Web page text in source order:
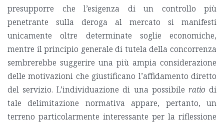
presupporre che l’esigenza di un controllo più
penetrante sulla deroga al mercato si manifesti
unicamente oltre determinate soglie economiche,
mentre il principio generale di tutela della concorrenza
sembrerebbe suggerire una più ampia considerazione
delle motivazioni che giustificano l’affidamento diretto
del servizio. L’individuazione di una possibile ratio di
tale delimitazione normativa appare, pertanto, un
terreno particolarmente interessante per la riflessione